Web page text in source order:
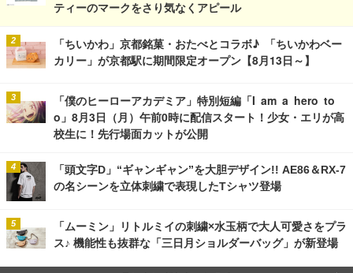
ティーのマークをさり気なくアピール
「ちいかわ」京都銘菓・おたべとコラボ♪ 「ちいかわベー
カリー」が京都駅に期間限定オープン【8月13日～】
「僕のヒーローアカデミア」特別短編「I am a hero to
o」8月3日（月）午前0時に配信スタート！少女・エリが高
校生に！先行場面カットが公開
「頭文字D」“ギャンギャン”を大胆デザイン!! AE86＆RX-7
の名シーンを立体刺繍で表現したTシャツ登場
「ムーミン」リトルミイの刺繍×水玉柄で大人可愛さをプラ
ス♪ 機能性も抜群な「三日月ショルダーバッグ」が新登場